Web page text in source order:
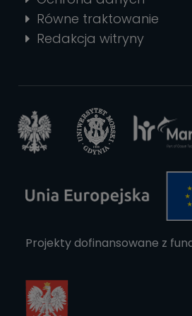
Równe traktowanie
Redakcja witryny
Projekty dofinansowane z